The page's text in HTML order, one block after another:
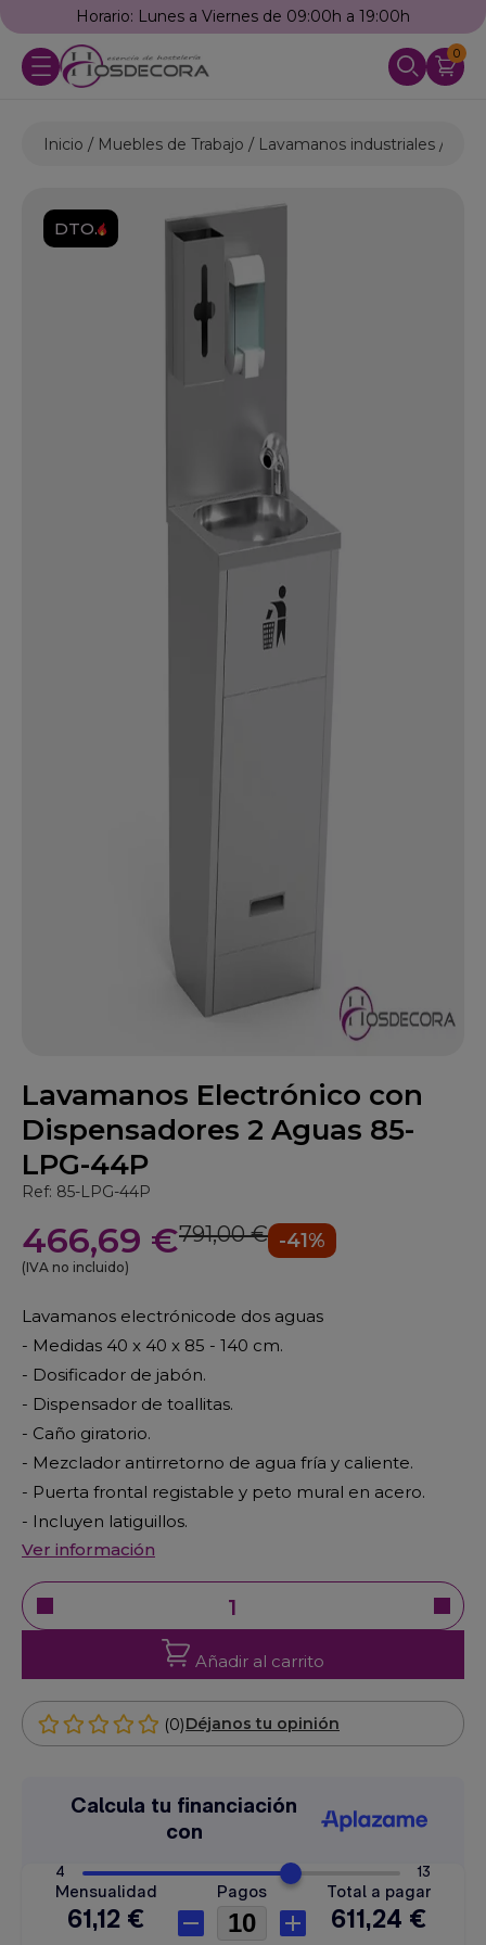
Horario: Lunes a Viernes de 09:00h a 19:00h
0
Inicio Muebles de Trabajo Lavamanos industriales
DTO.
Lavamanos Electrónico con
Dispensadores 2 Aguas 85-
LPG-44P
Ref: 85-LPG-44P
466,69 €791,00 € -41%
(IVA no incluido)
Lavamanos electrónicode dos aguas
- Medidas 40 x 40 x 85 - 140 cm.
- Dosificador de jabón.
- Dispensador de toallitas.
- Caño giratorio.
- Mezclador antirretorno de agua fría y caliente.
- Puerta frontal registable y peto mural en acero.
- Incluyen latiguillos.
Ver información
Añadir al carrito
(0)Déjanos tu opinión